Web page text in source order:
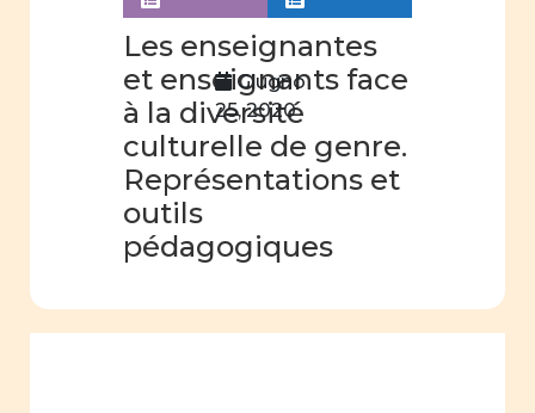
Les enseignantes
et enseignants face
à la diversité
culturelle de genre.
Représentations et
outils
pédagogiques
Giugno
25, 2020